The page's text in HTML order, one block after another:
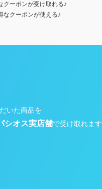
クーポンが受け取れる♪
なクーポンが使える♪
いた商品を
シオス実店舗で受け取れます